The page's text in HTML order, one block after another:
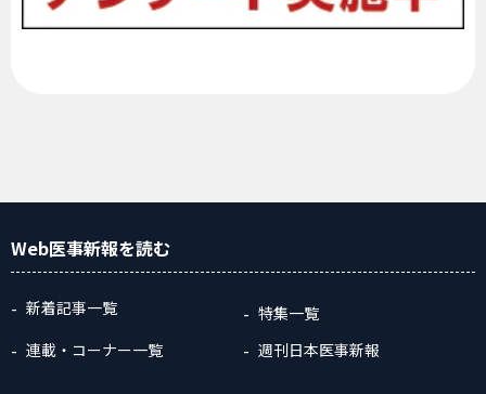
Web医事新報を読む
新着記事一覧
特集一覧
連載・コーナー一覧
週刊日本医事新報